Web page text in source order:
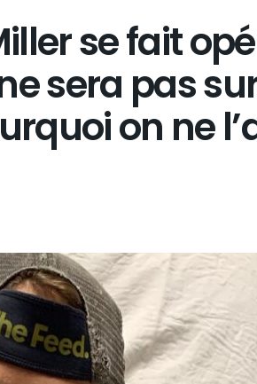
se fait
sera pas
on ne